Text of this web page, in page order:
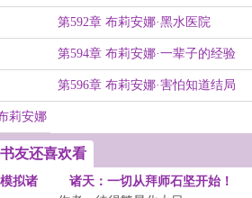
第592章 布莉安娜·黑水医院
第594章 布莉安娜·一辈子的经验
第596章 布莉安娜·害怕知道结局
莉安娜
友还喜欢看
拟诸
诸天：一切从拜师石坚开始！